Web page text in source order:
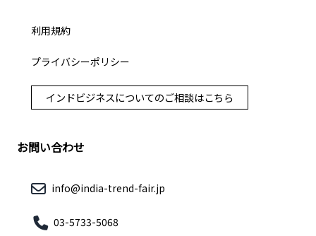
利用規約
プライバシーポリシー
インドビジネスについてのご相談はこちら
お問い合わせ
info@india-trend-fair.jp
03-5733-5068